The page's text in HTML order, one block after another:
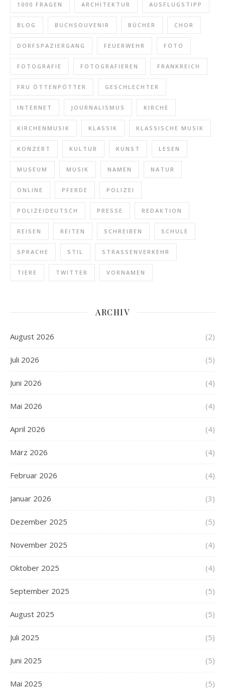
1000 FRAGEN ARCHITEKTUR AUSFLUGSTIPP
BLOG BUCHSOUVENIR BÜCHER CHOR
DORFSPAZIERGANG FEUERWEHR FOTO
FOTOGRAFIE FOTOGRAFIEREN FRANKREICH
FRU ÖTTENPÖTTER GESCHLECHTER
INTERNET JOURNALISMUS KIRCHE
KIRCHENMUSIK KLASSIK KLASSISCHE MUSIK
KONZERT KULTUR KUNST LESEN
MUSEUM MUSIK NAMEN NATUR
ONLINE PFERDE POLIZEI
POLIZEIDEUTSCH PRESSE REDAKTION
REISEN REITEN SCHREIBEN SCHULE
SPRACHE STIL STRASSENVERKEHR
TIERE TWITTER VORNAMEN
ARCHIV
August 2026 (2)
Juli 2026 (5)
Juni 2026 (4)
Mai 2026 (4)
April 2026 (4)
März 2026 (4)
Februar 2026 (4)
Januar 2026 (3)
Dezember 2025 (5)
November 2025 (4)
Oktober 2025 (4)
September 2025 (5)
August 2025 (5)
Juli 2025 (5)
Juni 2025 (5)
Mai 2025 (5)